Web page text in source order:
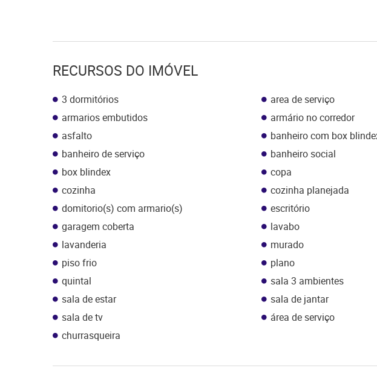
RECURSOS DO IMÓVEL
3 dormitórios
area de serviço
armarios embutidos
armário no corredor
asfalto
banheiro com box
banheiro de serviço
banheiro social
box blindex
copa
cozinha
cozinha planejada
domitorio(s) com armario(s)
escritório
garagem coberta
lavabo
lavanderia
murado
piso frio
plano
quintal
sala 3 ambientes
sala de estar
sala de jantar
sala de tv
área de serviço
churrasqueira